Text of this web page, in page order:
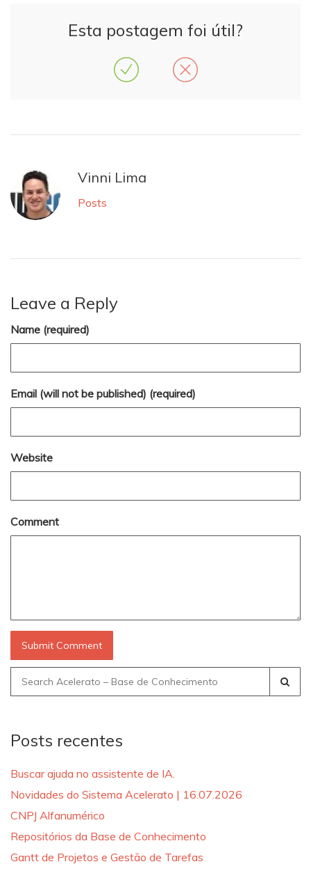
Esta postagem foi útil?
Vinni Lima
Posts
Leave a Reply
Name (required)
Email (will not be published) (required)
Website
Comment
Search
for:
Posts recentes
Buscar ajuda no assistente de IA.
Novidades do Sistema Acelerato | 16.07.2026
CNPJ Alfanumérico
Repositórios da Base de Conhecimento
Gantt de Projetos e Gestão de Tarefas